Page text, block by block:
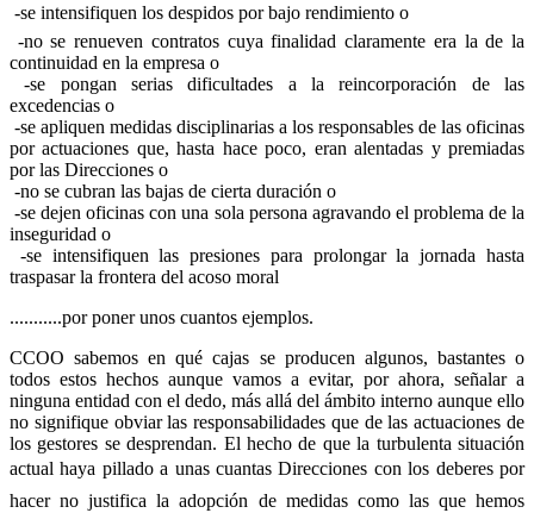
-se intensifiquen los despidos por bajo rendimiento o
-no se renueven contratos cuya finalidad claramente era la de la
continuidad en la empresa o
-se pongan serias dificultades a la reincorporación de las
excedencias o
-se apliquen medidas disciplinarias a los responsables de las oficinas
por actuaciones que, hasta hace poco, eran alentadas y premiadas
por las Direcciones o
-no se cubran las bajas de cierta duración o
-se dejen oficinas con una sola persona agravando el problema de la
inseguridad o
-se intensifiquen las presiones para prolongar la jornada hasta
traspasar la frontera del acoso moral
...........por poner unos cuantos ejemplos.
CCOO sabemos en qué cajas se producen algunos, bastantes o
todos estos hechos aunque vamos a evitar, por ahora, señalar a
ninguna entidad con el dedo, más allá del ámbito interno aunque ello
no signifique obviar las responsabilidades que de las actuaciones de
los gestores se desprendan. El hecho de que la turbulenta situación
actual haya pillado a unas cuantas Direcciones con los deberes por
hacer no justifica la adopción de medidas como las que hemos